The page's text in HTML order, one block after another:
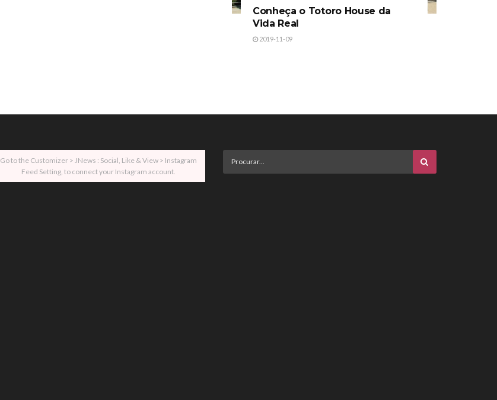
Conheça o Totoro House da
Vida Real
2019-11-09
Go to the Customizer > JNews : Social, Like & View > Instagram
Feed Setting, to connect your Instagram account.